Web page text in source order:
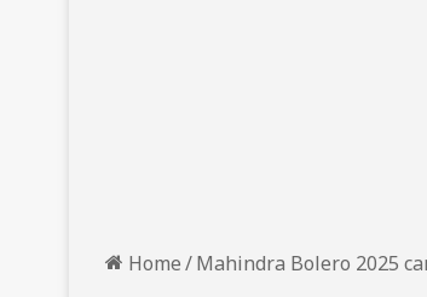
Home/Mahindra Bolero 2025